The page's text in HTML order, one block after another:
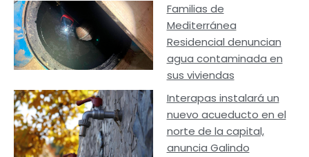
Familias de
Mediterránea
Residencial denuncian
agua contaminada en
sus viviendas
Interapas instalará un
nuevo acueducto en el
norte de la capital,
anuncia Galindo